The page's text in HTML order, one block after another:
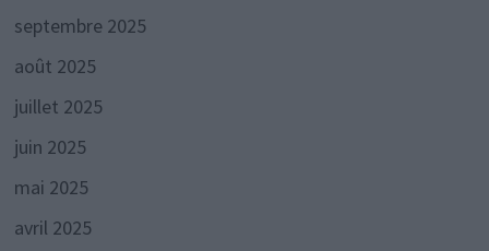
septembre 2025
août 2025
juillet 2025
juin 2025
mai 2025
avril 2025